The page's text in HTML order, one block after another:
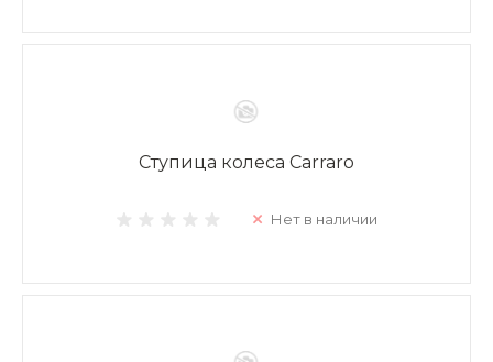
Ступица колеса Carraro
Нет в наличии